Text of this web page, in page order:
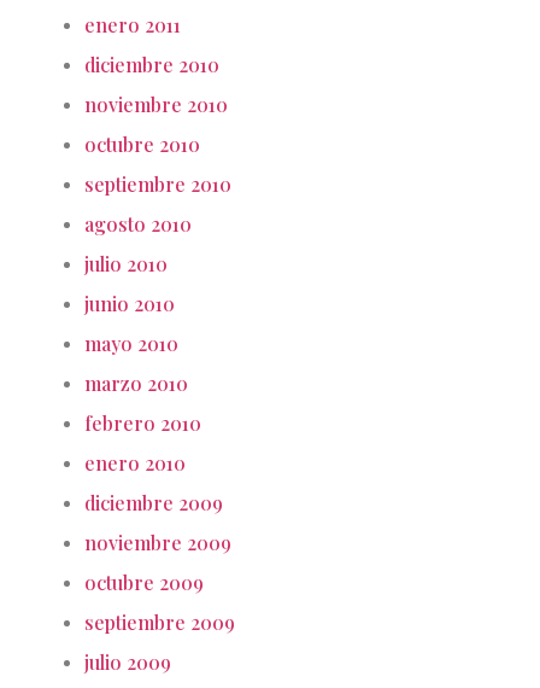
enero 2011
diciembre 2010
noviembre 2010
octubre 2010
septiembre 2010
agosto 2010
julio 2010
junio 2010
mayo 2010
marzo 2010
febrero 2010
enero 2010
diciembre 2009
noviembre 2009
octubre 2009
septiembre 2009
julio 2009